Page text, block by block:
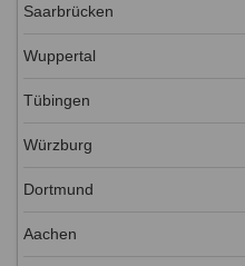
Saarbrücken
Wuppertal
Tübingen
Würzburg
Dortmund
Aachen